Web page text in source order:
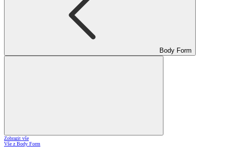
Body Form
Zobrazit vše
Vše z Body Form